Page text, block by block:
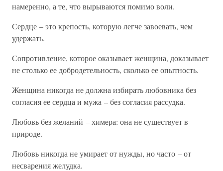
намеренно, а те, что вырываются помимо воли.
Сердце – это крепость, которую легче завоевать, чем
удержать.
Сопротивление, которое оказывает женщина, доказывает
не столько ее добродетельность, сколько ее опытность.
Женщина никогда не должна избирать любовника без
согласия ее сердца и мужа – без согласия рассудка.
Любовь без желаний – химера: она не существует в
природе.
Любовь никогда не умирает от нужды, но часто – от
несварения желудка.